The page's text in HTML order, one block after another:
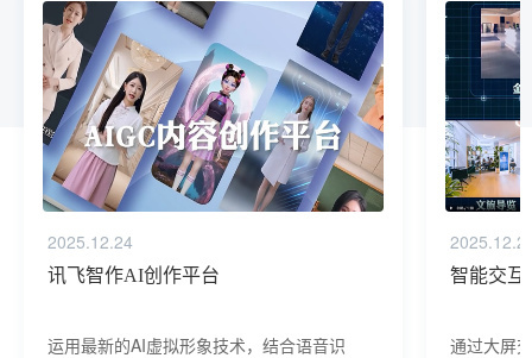
2025.12.24
讯飞智作AI创作平台
运用最新的AI虚拟形象技术，结合语音识
智能交互
通过大屏